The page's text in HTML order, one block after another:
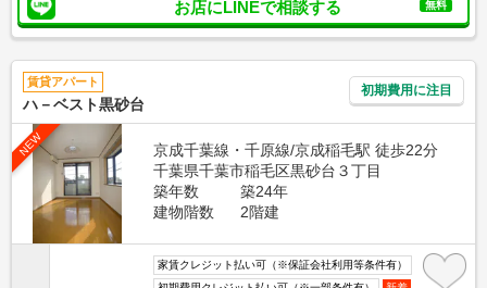
お店にLINEで相談する 無料
賃貸アパート
ハ－ベスト黒砂台
初期費用に注目
NEW
京成千葉線・千原線/京成稲毛駅 徒歩22分
千葉県千葉市稲毛区黒砂台３丁目
築年数
築24年
建物階数
2階建
家賃クレジット払い可（※保証会社利用等条件有）